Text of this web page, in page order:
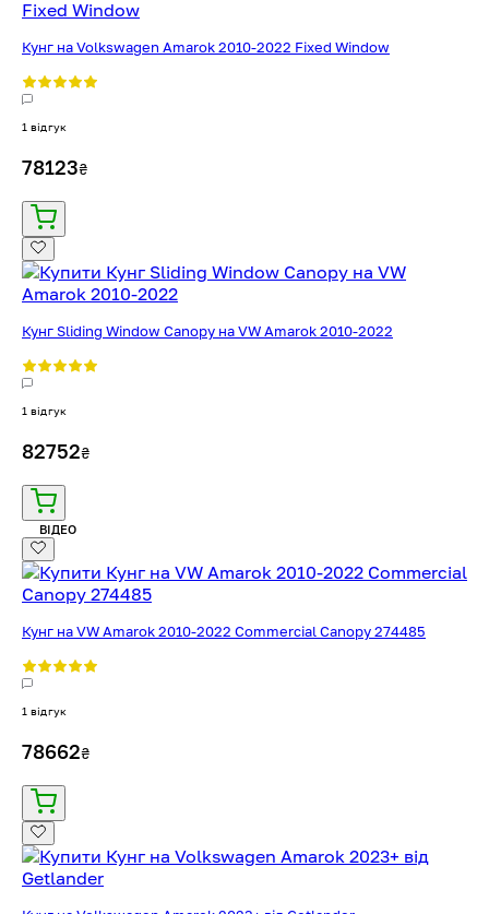
Кунг на Volkswagen Amarok 2010-2022 Fixed Window
1 відгук
78123₴
Кунг Sliding Window Canopy на VW Amarok 2010-2022
1 відгук
82752₴
ВІДЕО
Кунг на VW Amarok 2010-2022 Commercial Canopy 274485
1 відгук
78662₴